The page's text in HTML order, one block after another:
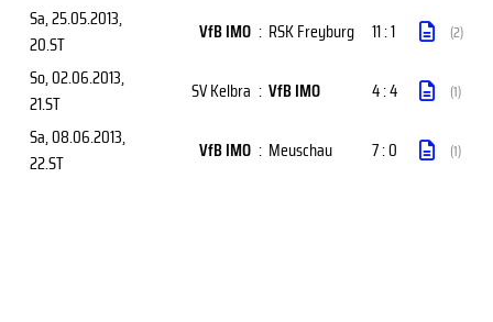
Sa, 25.05.2013,
20.ST
VfB IMO : RSK Freyburg 11 : 1 (2)
So, 02.06.2013,
21.ST
SV Kelbra : VfB IMO 4 : 4 (1)
Sa, 08.06.2013,
22.ST
VfB IMO : Meuschau 7 : 0 (1)